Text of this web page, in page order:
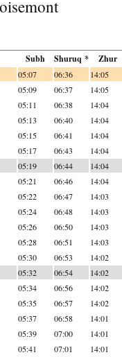
Subh Shuruq * Zhur
05:07 06:36 14:05
05:09 06:37 14:05
05:11 06:38 14:04
05:13 06:40 14:04
05:15 06:41 14:04
05:17 06:43 14:04
05:19 06:44 14:04
05:21 06:46 14:04
05:22 06:47 14:03
05:24 06:48 14:03
05:26 06:50 14:03
05:28 06:51 14:03
05:30 06:53 14:02
05:32 06:54 14:02
05:34 06:56 14:02
05:35 06:57 14:02
05:37 06:58 14:01
05:39 07:00 14:01
05:41 07:01 14:01